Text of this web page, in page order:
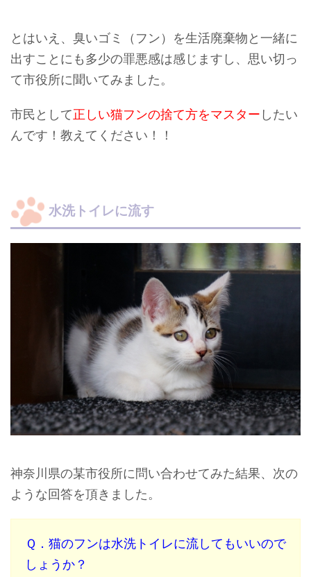
とはいえ、臭いゴミ（フン）を生活廃棄物と一緒に
出すことにも多少の罪悪感は感じますし、思い切っ
て市役所に聞いてみました。
市民として正しい猫フンの捨て方をマスター したい
んです！教えてください！！
水洗トイレに流す
神奈川県の某市役所に問い合わせてみた結果、次の
ような回答を頂きました。
Ｑ．猫のフンは水洗トイレに流してもいいので
しょうか？